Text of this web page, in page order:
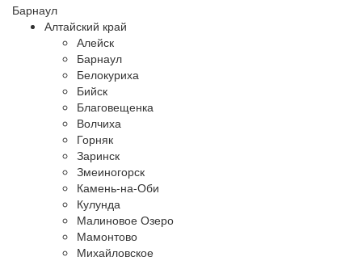
Барнаул
Алтайский край
Алейск
Барнаул
Белокуриха
Бийск
Благовещенка
Волчиха
Горняк
Заринск
Змеиногорск
Камень-на-Оби
Кулунда
Малиновое Озеро
Мамонтово
Михайловское